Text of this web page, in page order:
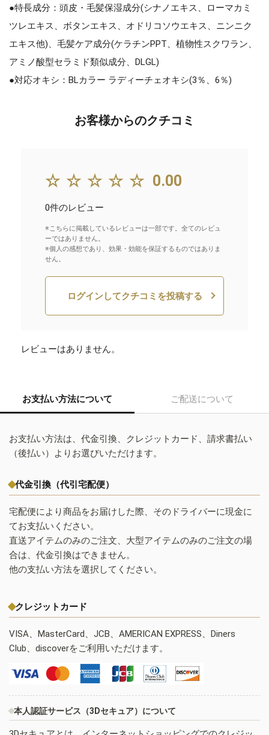
●特長成分：頭皮・毛髪保湿成分(シナノエキス、ローマカミ
ツレエキス、ボタンエキス、オドリコソウエキス、ニンニク
エキス他)、毛髪ケア成分(ケラチンPPT、植物性スクワラン、
アミノ酸型セラミド類似成分、DLGL)
●対応オキシ：BLカラー ラディーチェオキシ(3％、6％)
お客様からのクチコミ
☆☆☆☆☆ 0.00
0件のレビュー
※こちらに掲載しているレビューは一部です。全てのレビュ
ーではありません。
※個人の感想であり、効果・効能を保証するものではありま
せん。
ログインしてクチコミを投稿する
レビューはありません。
お支払い方法について ご配送について
お支払い方法は、代金引換、クレジットカード、請求書払い
（後払い）よりお選びいただけます。
代金引換（代引宅配便）
宅配便により商品をお届けした際、そのドライバーに現金に
てお支払いください。
直送アイテムのみのご注文、大型アイテムのみのご注文の場
合は、代金引換はできません。
他の支払い方法を選択してください。
クレジットカード
VISA、MasterCard、JCB、AMERICAN EXPRESS、Diners
Club、discoverをご利用いただけます。
本人認証サービス（3Dセキュア）について